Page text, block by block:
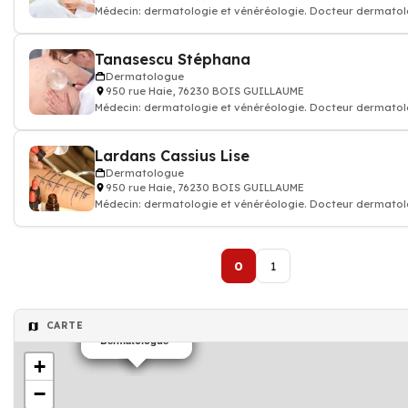
Médecin: dermatologie et vénéréologie. Docteur
Tanasescu Stéphana
Dermatologue
950 rue Haie, 76230 BOIS GUILLAUME
Médecin: dermatologie et vénéréologie. Docteur
Lardans Cassius Lise
Dermatologue
950 rue Haie, 76230 BOIS GUILLAUME
Médecin: dermatologie et vénéréologie. Docteur
0 1
CARTE
Dermatologue
Dermatologue
+
−